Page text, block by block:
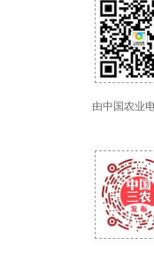
由中国农业